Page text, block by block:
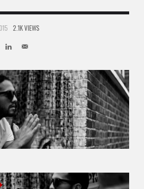
2.1K VIEWS